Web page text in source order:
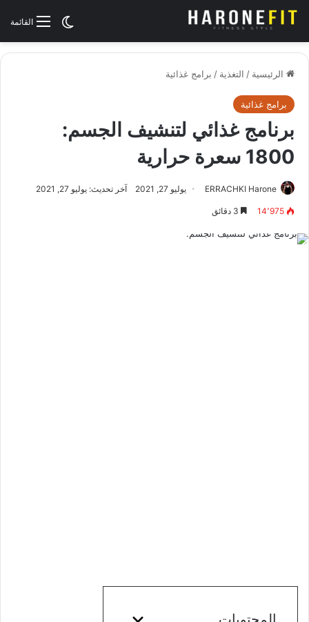
القائمةالوضع
الرئيسية / التغذية / برامج غذائية
برامج غذائية
برنامج غذائي لتنشيف الجسم:
1800 سعرة حرارية
ERRACHKI Harone يوليو 27, 2021 آخر تحديث: يوليو 27, 2021
14٬975